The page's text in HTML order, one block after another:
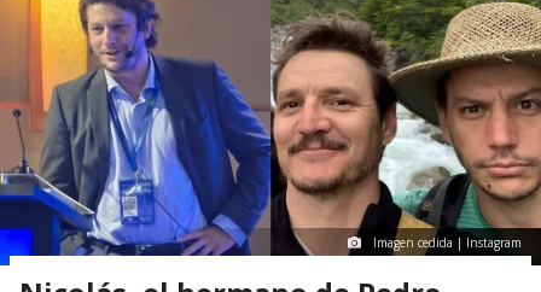
Imagen cedida | Instagram